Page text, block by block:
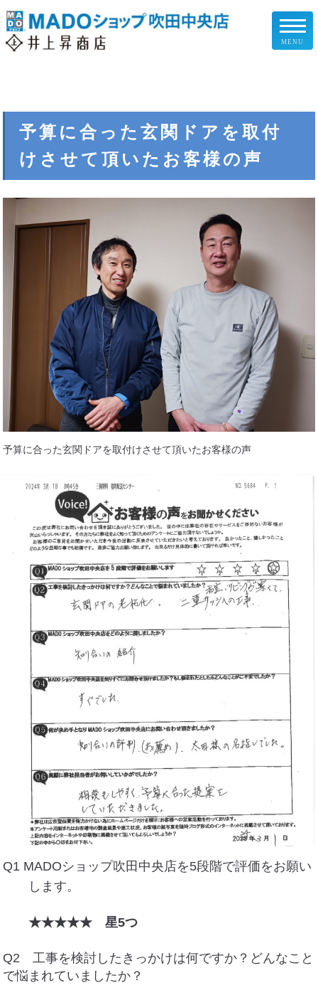
お客様の声
施工事例
リフォームの流れ
企業情報
スタッフ紹介
スタッフブログ
住まいのお悩み解決策
お問い合わせ
よくある質問
サイトマップ
MENU
予算に合った玄関ドアを取付
けさせて頂いたお客様の声
予算に合った玄関ドアを取付けさせて頂いたお客様の声
Q1 MADOショップ吹田中央店を5段階で評価をお願い
します。
★★★★★ 星5つ
Q2 工事を検討したきっかけは何ですか？どんなこと
で悩まれていましたか？